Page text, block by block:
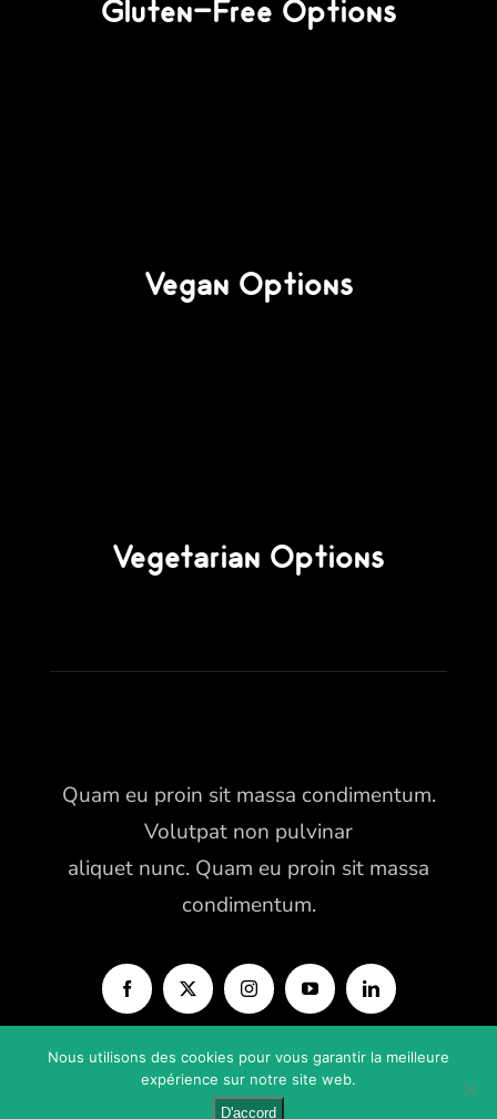
Gluten-Free Options
Vegan Options
Vegetarian Options
Quam eu proin sit massa condimentum.
Volutpat non pulvinar
aliquet nunc. Quam eu proin sit massa
condimentum.
Copyright 2012 – 2019 Avada | All Rights Reserved | Powered by
Nous utilisons des cookies pour vous garantir la meilleure
expérience sur notre site web.
D'accord